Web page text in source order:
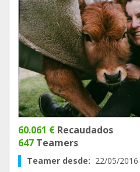
60.061 € Recaudados
647 Teamers
Teamer desde: 22/05/2016